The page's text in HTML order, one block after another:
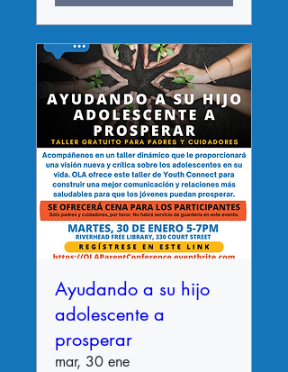
Ayudando a su hijo
adolescente a
prosperar
mar, 30 ene